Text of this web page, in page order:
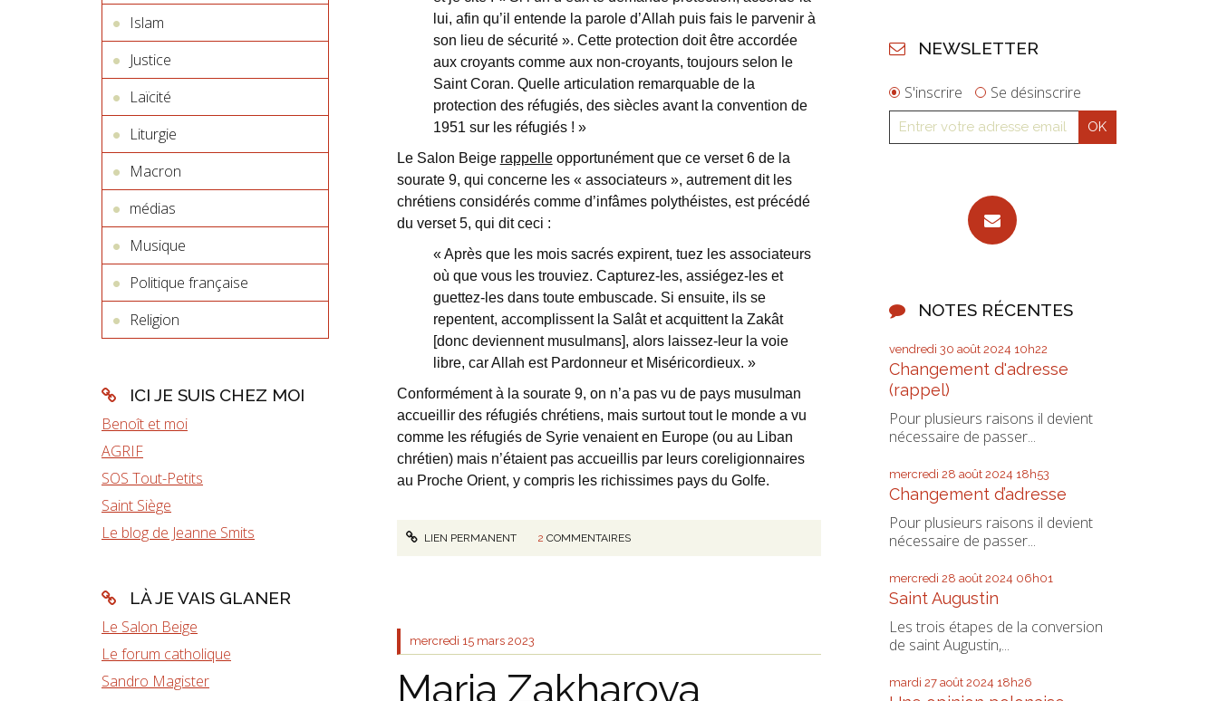
Islam
Justice
Laïcité
Liturgie
Macron
médias
Musique
Politique française
Religion
ICI JE SUIS CHEZ MOI
Benoît et moi
AGRIF
SOS Tout-Petits
Saint Siège
Le blog de Jeanne Smits
LÀ JE VAIS GLANER
Le Salon Beige
Le forum catholique
Sandro Magister
lui, afin qu’il entende la parole d’Allah puis fais le parvenir à
son lieu de sécurité ». Cette protection doit être accordée
aux croyants comme aux non-croyants, toujours selon le
Saint Coran. Quelle articulation remarquable de la
protection des réfugiés, des siècles avant la convention de
1951 sur les réfugiés ! »
Le Salon Beige rappelleopportunément que ce verset 6 de la
sourate 9, qui concerne les « associateurs », autrement dit les
chrétiens considérés comme d’infâmes polythéistes, est précédé
du verset 5, qui dit ceci :
« Après que les mois sacrés expirent, tuez les associateurs
où que vous les trouviez. Capturez-les, assiégez-les et
guettez-les dans toute embuscade. Si ensuite, ils se
repentent, accomplissent la Salât et acquittent la Zakât
[donc deviennent musulmans], alors laissez-leur la voie
libre, car Allah est Pardonneur et Miséricordieux. »
Conformément à la sourate 9, on n’a pas vu de pays musulman
accueillir des réfugiés chrétiens, mais surtout tout le monde a vu
comme les réfugiés de Syrie venaient en Europe (ou au Liban
chrétien) mais n’étaient pas accueillis par leurs coreligionnaires
au Proche Orient, y compris les richissimes pays du Golfe.
LIEN PERMANENT 2 COMMENTAIRES
mercredi 15 mars 2023
Maria Zakharova
NEWSLETTER
S'inscrire Se désinscrire
NOTES RÉCENTES
vendredi 30 août 2024 10h22
Changement d'adresse
(rappel)
Pour plusieurs raisons il devient
nécessaire de passer...
mercredi 28 août 2024 18h53
Changement d’adresse
Pour plusieurs raisons il devient
nécessaire de passer...
mercredi 28 août 2024 06h01
Saint Augustin
Les trois étapes de la conversion
de saint Augustin,...
mardi 27 août 2024 18h26